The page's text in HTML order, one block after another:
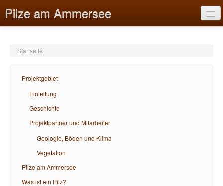
Pilze am Ammersee
Pilze am Ammersee
Was ist ein Pilz?
Bildungsangebote
Startseite
Projektgebiet
Einleitung
Geschichte
Projektpartner und Mitarbeiter
Geologie, Böden und Klima
Vegetation
Pilze am Ammersee
Was ist ein Pilz?